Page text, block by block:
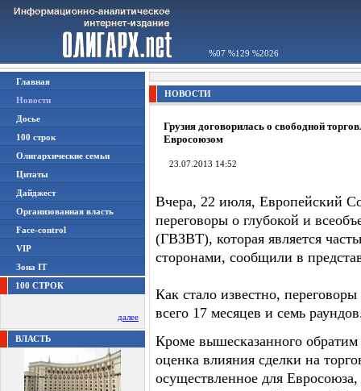
%07 %129 %2026
Главная
Новости
Досье
100 строк
Олигархические семьи
Цитаты
Дайджест
Организованная власть
Face-control
VIP
Зона IT
100 СТРОК
далее
ВЛАСТЬ
НОВОСТИ
Грузия договорилась о свободной
Евросоюзом
23.07.2013 14:52
Вчера, 22 июля, Европейский
переговоры о глубокой и
(ГВЗВТ), которая является
сторонами, сообщили в
Как стало известно,
всего 17 месяцев и семь
Кроме вышесказанного
оценка влияния сделки на
осуществленное для